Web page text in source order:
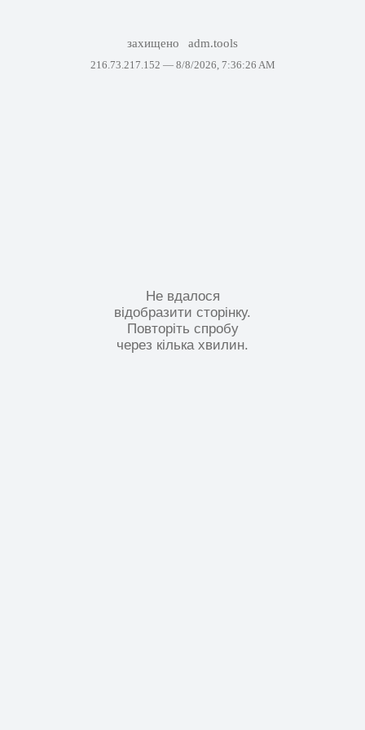
захищено adm.tools
216.73.217.152 — 8/8/2026, 7:36:26 AM
Не вдалося
відобразити сторінку.
Повторіть спробу
через кілька хвилин.